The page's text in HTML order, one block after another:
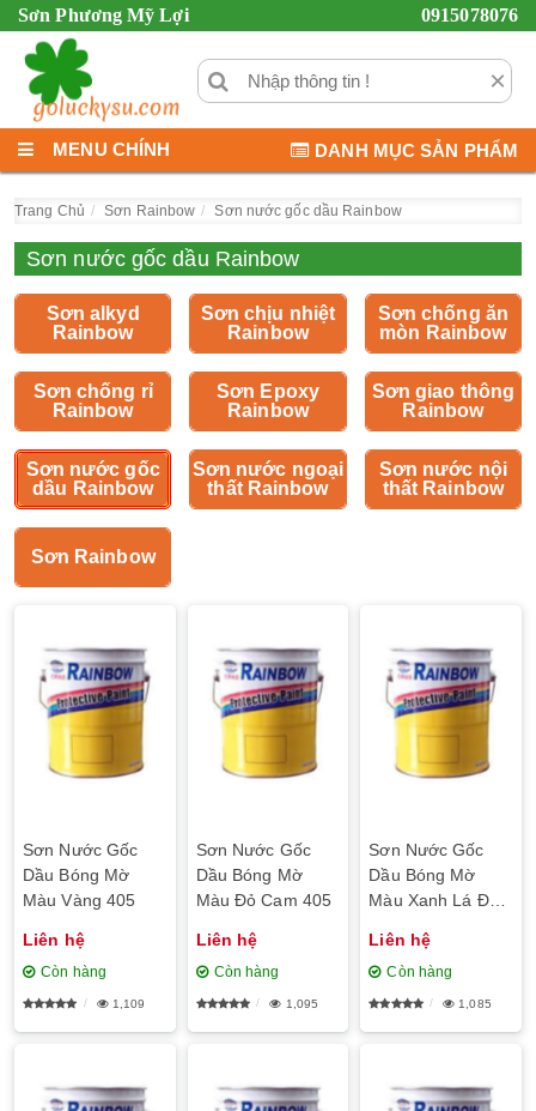
Sơn Phương Mỹ Lợi 0915078076
×
MENU CHÍNH DANH MỤC SẢN PHẨM
Trang Chủ Sơn Rainbow Sơn nước gốc dầu Rainbow
Sơn nước gốc dầu Rainbow
Sơn alkyd
Rainbow
Sơn chịu nhiệt
Rainbow
Sơn chống ăn
mòn Rainbow
Sơn chống rỉ
Rainbow
Sơn Epoxy
Rainbow
Sơn giao thông
Rainbow
Sơn nước gốc
dầu Rainbow
Sơn nước ngoại
thất Rainbow
Sơn nước nội
thất Rainbow
Sơn Rainbow
Sơn Nước Gốc
Dầu Bóng Mờ
Màu Vàng 405
Liên hệ
Còn hàng
1,109
Sơn Nước Gốc
Dầu Bóng Mờ
Màu Đỏ Cam 405
Liên hệ
Còn hàng
1,095
Sơn Nước Gốc
Dầu Bóng Mờ
Màu Xanh Lá Đậm
Liên hệ
Còn hàng
1,085